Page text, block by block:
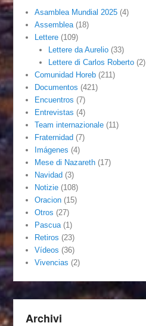
Asamblea Mundial 2025 (4)
Assemblea (18)
Lettere (109)
Lettere da Aurelio(33)
Lettere di Carlos Roberto(2)
Comunidad Horeb (211)
Documentos (421)
Encuentros (7)
Entrevistas (4)
Team internazionale (11)
Fraternidad (7)
Imágenes (4)
Mese di Nazareth (17)
Navidad (3)
Notizie (108)
Oracion (15)
Otros (27)
Pascua (1)
Retiros (23)
Vídeos (36)
Vivencias (2)
Archivi